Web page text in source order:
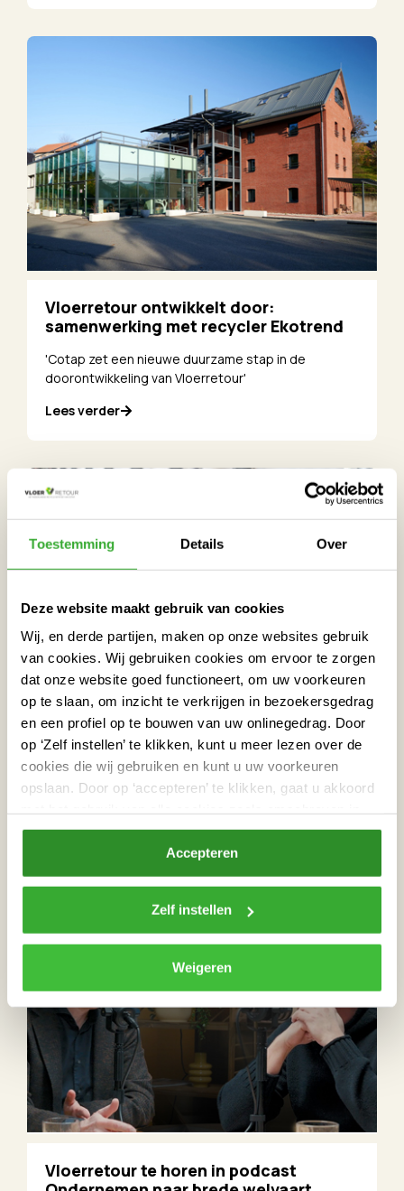
Toestemming Details Over
Deze website maakt gebruik van cookies
Wij, en derde partijen, maken op onze websites gebruik
van cookies. Wij gebruiken cookies om ervoor te zorgen
dat onze website goed functioneert, om uw voorkeuren
op te slaan, om inzicht te verkrijgen in bezoekersgedrag
en een profiel op te bouwen van uw onlinegedrag. Door
op ‘Zelf instellen’ te klikken, kunt u meer lezen over de
cookies die wij gebruiken en kunt u uw voorkeuren
opslaan. Door op ‘accepteren’ te klikken, gaat u akkoord
onzeprivacyverklaring.
Accepteren
Zelf instellen
Weigeren
Vloerretour ontwikkelt door:
samenwerking met recycler Ekotrend
'Cotap zet een nieuwe duurzame stap in de
doorontwikkeling van Vloerretour'
Lees verder
Doorbraak Vloerretour: End of Life
service voor consument
Cotap meldt mijlpaal in verduurzamen Nederlands
vloerenlandschap
Vloerretour te horen in podcast